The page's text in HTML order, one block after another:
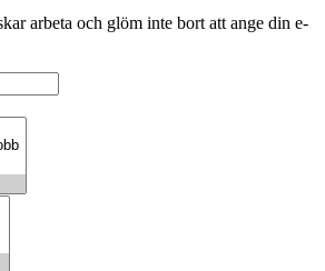
arbeta och glöm inte bort att ange din e-